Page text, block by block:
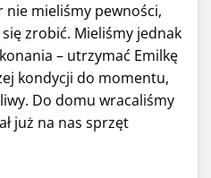
nie mieliśmy pewności,
zrobić. Mieliśmy jednak
– utrzymać Emilkę
kondycji do momentu,
Do domu wracaliśmy
już na nas sprzęt